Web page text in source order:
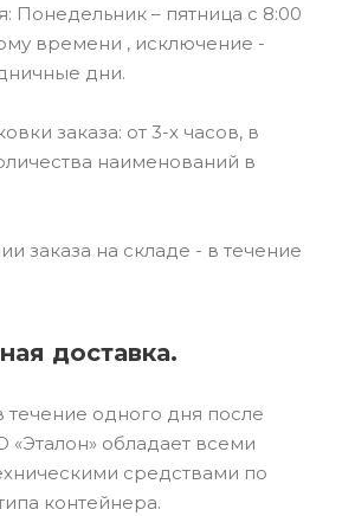
Понедельник – пятница с 8:00
времени , исключение -
дни.
заказа: от 3-х часов, в
наименований в
заказа на складе - в течение
доставка.
течение одного дня после
«Эталон» обладает всеми
средствами по
контейнера.